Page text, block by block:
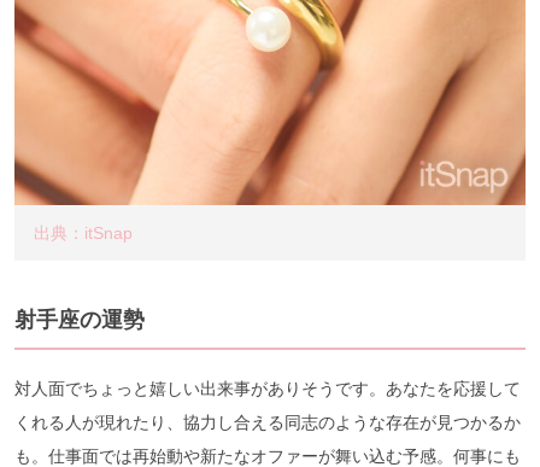
出典：itSnap
射手座の運勢
対人面でちょっと嬉しい出来事がありそうです。あなたを応援して
くれる人が現れたり、協力し合える同志のような存在が見つかるか
も。仕事面では再始動や新たなオファーが舞い込む予感。何事にも